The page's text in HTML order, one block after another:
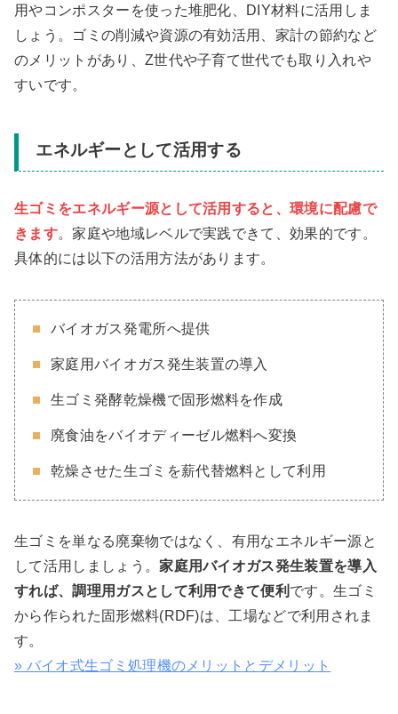
用やコンポスターを使った堆肥化、DIY材料に活用しま
しょう。ゴミの削減や資源の有効活用、家計の節約など
のメリットがあり、Z世代や子育て世代でも取り入れや
すいです。
エネルギーとして活用する
生ゴミをエネルギー源として活用すると、環境に配慮で
きます。家庭や地域レベルで実践できて、効果的です。
具体的には以下の活用方法があります。
バイオガス発電所へ提供
家庭用バイオガス発生装置の導入
生ゴミ発酵乾燥機で固形燃料を作成
廃食油をバイオディーゼル燃料へ変換
乾燥させた生ゴミを薪代替燃料として利用
生ゴミを単なる廃棄物ではなく、有用なエネルギー源と
して活用しましょう。家庭用バイオガス発生装置を導入
すれば、調理用ガスとして利用できて便利 です。生ゴミ
から作られた固形燃料(RDF)は、工場などで利用されま
す。
» バイオ式生ゴミ処理機のメリットとデメリット